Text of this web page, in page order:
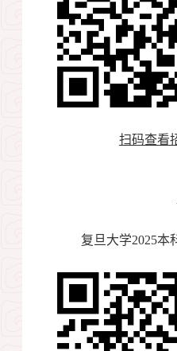
扫码查看
复旦大学2025本